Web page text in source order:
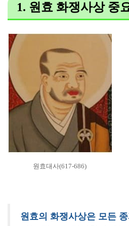
1. 원효 화쟁사상 중
원효대사(617-686)
원효의 화쟁사상은 모든